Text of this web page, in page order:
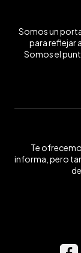
Somos un
para reflejar
Somos el
Te
informa, pero